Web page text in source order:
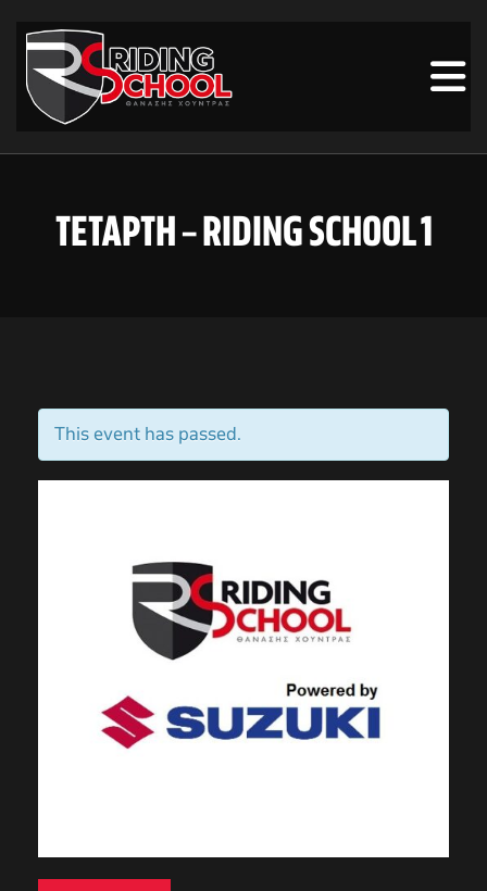
ΤΕΤΑΡΤΗ – RIDING SCHOOL 1
This event has passed.